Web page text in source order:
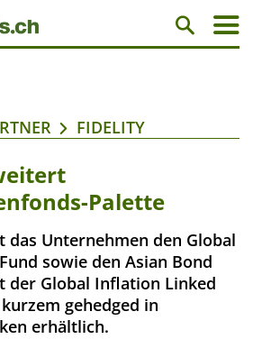
FIDELITY
Palette
das Unternehmen den Global
sowie den Asian Bond
der Global Inflation Linked
gehedged in
erhältlich.